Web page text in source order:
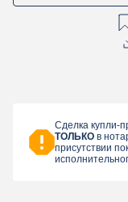
Сделка купли-
ТОЛЬКО в
присутствии